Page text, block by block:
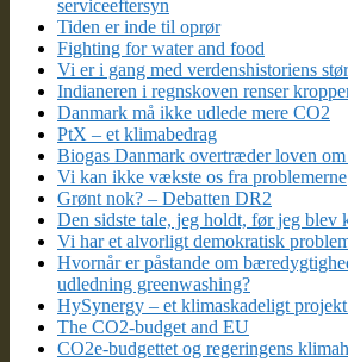
serviceeftersyn
Tiden er inde til oprør
Fighting for water and food
Vi er i gang med verdenshistoriens
Indianeren i regnskoven renser
Danmark må ikke udlede mere CO2
PtX – et klimabedrag
Biogas Danmark overtræder loven
Vi kan ikke vækste os fra problemerne
Grønt nok? – Debatten DR2
Den sidste tale, jeg holdt, før jeg blev
Vi har et alvorligt demokratisk
Hvornår er påstande om
udledning greenwashing?
HySynergy – et klimaskadeligt
The CO2-budget and EU
CO2e-budgettet og regeringens